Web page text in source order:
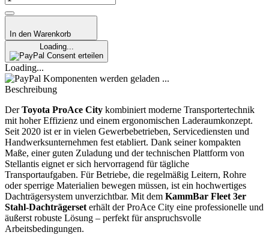
In den Warenkorb
Loading...
Consent erteilen
Loading...
Komponenten werden geladen ...
Beschreibung
DerToyota ProAce City kombiniert moderne Transportertechnik
mit hoher Effizienz und einem ergonomischen Laderaumkonzept.
Seit 2020 ist er in vielen Gewerbebetrieben, Servicediensten und
Handwerksunternehmen fest etabliert. Dank seiner kompakten
Maße, einer guten Zuladung und der technischen Plattform von
Stellantis eignet er sich hervorragend für tägliche
Transportaufgaben. Für Betriebe, die regelmäßig Leitern, Rohre
oder sperrige Materialien bewegen müssen, ist ein hochwertiges
Dachträgersystem unverzichtbar. Mit dem KammBar Fleet 3er
Stahl-Dachträgerseterhält der ProAce City eine professionelle und
äußerst robuste Lösung – perfekt für anspruchsvolle
Arbeitsbedingungen.